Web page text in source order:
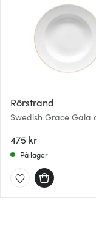
Rörstrand
Swedish Grace Gala
475 kr
På lager